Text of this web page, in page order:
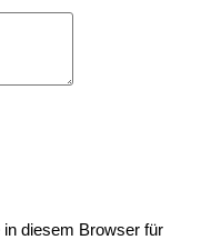
diesem Browser für